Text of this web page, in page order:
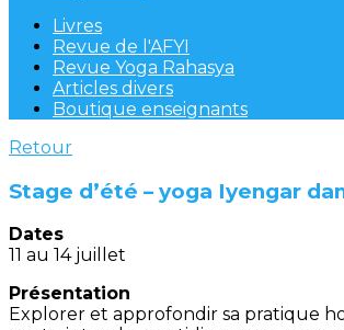
Livres
Revue de l'AFYI
Revue Yoga Rahasya
Articles divers
Boutique enseignants
Retour
Stage d’été – yoga Iyengar
Dates
11 au 14 juillet
Présentation
Explorer et approfondir sa pratique